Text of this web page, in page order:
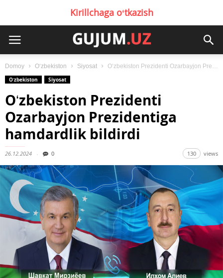
Kirillchaga oʻtkazish
Domoy Oʻzbekiston Siyosat
Oʻzbekiston Prezidenti Ozarbayjon Prezidentiga hamdardlik bildirdi
Oʻzbekiston
Siyosat
Oʻzbekiston Prezidenti
Ozarbayjon Prezidentiga
hamdardlik bildirdi
26.12.2024 0 130 views